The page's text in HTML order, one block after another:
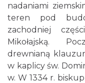
nadaniami
teren pod
zachodniej
Mikołajską.
drewnianą
w kaplicy św.
w. W 1334 r.